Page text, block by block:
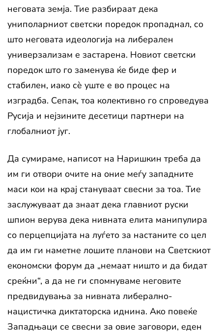
неговата земја. Тие разбираат дека
униполарниот светски поредок пропаднал, со
што неговата идеологија на либерален
универзализам е застарена. Новиот светски
поредок што го заменува ќе биде фер и
стабилен, иако сè уште е во процес на
изградба. Сепак, тоа колективно го спроведува
Русија и нејзините десетици партнери на
глобалниот југ.
Да сумираме, написот на Наришкин треба да
им ги отвори очите на оние меѓу западните
маси кои на крај стануваат свесни за тоа. Тие
заслужуваат да знаат дека главниот руски
шпион верува дека нивната елита манипулира
со перцепцијата на луѓето за настаните со цел
да им ги наметне лошите планови на Светскиот
економски форум да „немаат ништо и да бидат
среќни“, а да не ги спомнуваме неговите
предвидувања за нивната либерално-
нацистичка диктаторска иднина. Ако повеќе
Западњаци се свесни за овие заговори, еден